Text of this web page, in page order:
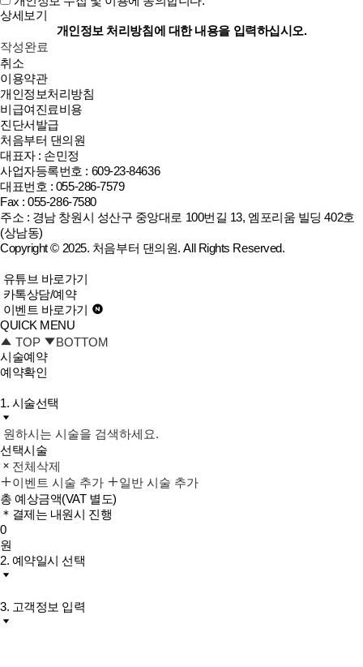
상세보기
개인정보 처리방침에 대한 내용을 입력하십시오.
작성완료
취소
이용약관
개인정보처리방침
비급여진료비용
진단서발급
처음부터 댄의원
대표자 : 손민정
사업자등록번호 : 609-23-84636
대표번호 : 055-286-7579
Fax : 055-286-7580
주소 : 경남 창원시 성산구 중앙대로 100번길 13, 엠포리움 빌딩 402호
(상남동)
Copyright © 2025. 처음부터 댄의원. All Rights Reserved.
유튜브 바로가기
카톡상담/예약
이벤트 바로가기
QUICK MENU
TOP
BOTTOM
시술예약
예약확인
1. 시술선택
원하시는 시술을 검색하세요.
선택시술
전체삭제
이벤트 시술 추가
일반 시술 추가
총 예상금액(VAT 별도)
＊결제는 내원시 진행
0
원
2. 예약일시 선택
3. 고객정보 입력